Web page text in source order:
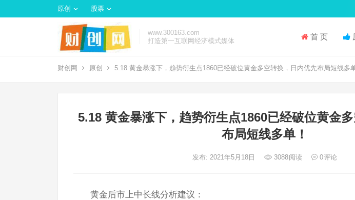
原创 股票
www.300163.com
打造第一互联网经济模式媒体
首 页
财创网 原创 5.18 黄金暴涨下，趋势衍生点1860已经破位黄金多空转换，日内优先布局短线多
5.18 黄金暴涨下，趋势衍生点1860已经破位黄金
布局短线多单！
发布: 2021年5月18日 3088阅读 0评论
黄金后市上中长线分析建议：